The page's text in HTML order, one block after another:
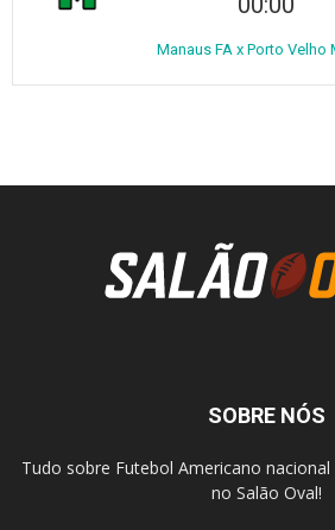
Manaus FA x Porto Velho
SOBRE NÓS
Tudo sobre Futebol Americano
no Salão Oval!